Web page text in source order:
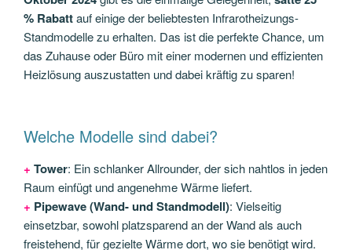
% Rabattauf einige der beliebtesten Infrarotheizungs-
Standmodelle zu erhalten. Das ist die perfekte Chance, um
das Zuhause oder Büro mit einer modernen und effizienten
Heizlösung auszustatten und dabei kräftig zu sparen!
Welche Modelle sind dabei?
+ Tower: Ein schlanker Allrounder, der sich nahtlos in jeden
Raum einfügt und angenehme Wärme liefert.
+ Pipewave (Wand- und Standmodell): Vielseitig
einsetzbar, sowohl platzsparend an der Wand als auch
freistehend, für gezielte Wärme dort, wo sie benötigt wird.